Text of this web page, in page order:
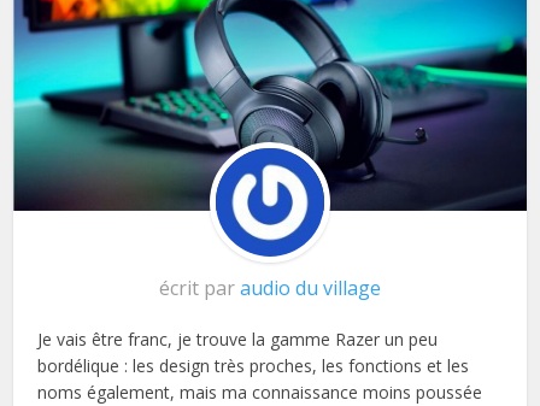
écrit paraudio du village
Je vais être franc, je trouve la gamme Razer un peu
bordélique : les design très proches, les fonctions et les
noms également, mais ma connaissance moins poussée